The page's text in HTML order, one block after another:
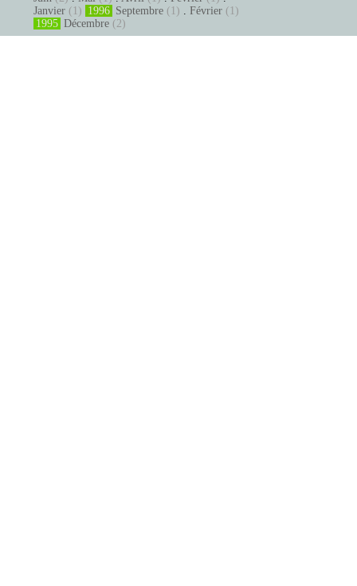
Janvier (1) 1996 Septembre (1) . Février (1)
1995 Décembre (2)